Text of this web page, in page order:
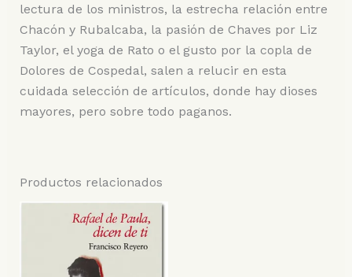
lectura de los ministros, la estrecha relación entre
Chacón y Rubalcaba, la pasión de Chaves por Liz
Taylor, el yoga de Rato o el gusto por la copla de
Dolores de Cospedal, salen a relucir en esta
cuidada selección de artículos, donde hay dioses
mayores, pero sobre todo paganos.
Productos relacionados